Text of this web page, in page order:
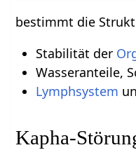
bestimmt die
Stabilität der
Wasseranteile,
Lymphsystem
Kapha-